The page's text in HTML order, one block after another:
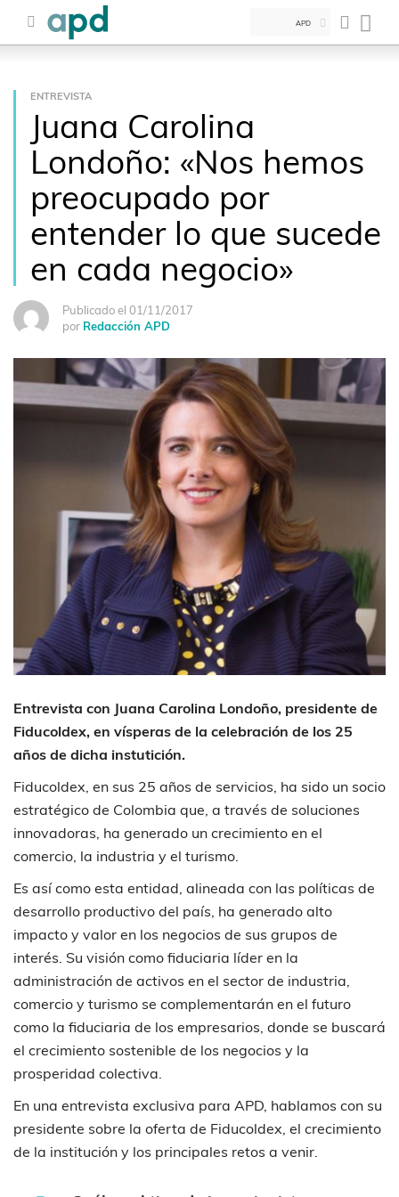
APD
ENTREVISTA
Juana Carolina
Londoño: «Nos hemos
preocupado por
entender lo que sucede
en cada negocio»
Publicado el 01/11/2017
por Redacción APD
Entrevista con Juana Carolina Londoño, presidente de
Fiducoldex, en vísperas de la celebración de los 25
años de dicha instutición.
Fiducoldex, en sus 25 años de servicios, ha sido un socio
estratégico de Colombia que, a través de soluciones
innovadoras, ha generado un crecimiento en el
comercio, la industria y el turismo.
Es así como esta entidad, alineada con las políticas de
desarrollo productivo del país, ha generado alto
impacto y valor en los negocios de sus grupos de
interés. Su visión como fiduciaria líder en la
administración de activos en el sector de industria,
comercio y turismo se complementarán en el futuro
como la fiduciaria de los empresarios, donde se buscará
el crecimiento sostenible de los negocios y la
prosperidad colectiva.
En una entrevista exclusiva para APD, hablamos con su
presidente sobre la oferta de Fiducoldex, el crecimiento
de la institución y los principales retos a venir.